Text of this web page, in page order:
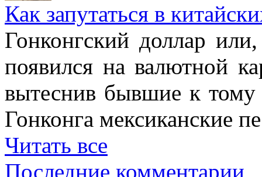
Как запутаться в
Гонконгский доллар
появился на валютной
вытеснив бывшие к тому
Гонконга мексиканские
Читать все
Последние комментарии